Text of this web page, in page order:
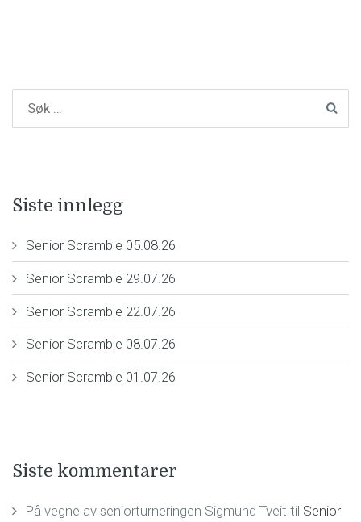
Siste innlegg
Senior Scramble 05.08.26
Senior Scramble 29.07.26
Senior Scramble 22.07.26
Senior Scramble 08.07.26
Senior Scramble 01.07.26
Siste kommentarer
På vegne av seniorturneringen Sigmund Tveit til Senior